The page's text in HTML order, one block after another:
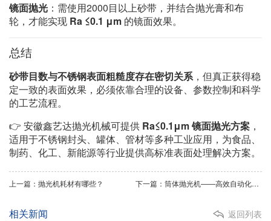
镜面抛光 ：需使用2000目以上砂带，并结合抛光膏和布
轮，才能实现 Ra ≤0.1 μm 的镜面效果。
总结
砂带目数与不锈钢表面粗糙度存在密切关系，但真正获得稳
定一致的表面效果，必须依靠合理的设备、参数控制和科学
的工艺流程。
👉 安徽鑫艺达抛光机械可提供 Ra≤0.1μm 镜面抛光方案 ，
适用于不锈钢封头、罐体、管材等多种工业应用，为食品、
制药、化工、新能源等行业提供高标准表面处理解决方案。
上一篇：抛光机耗材有哪些？ 下一篇：筒体抛光机——高效自动化工业抛光设备
返回列表
相关新闻